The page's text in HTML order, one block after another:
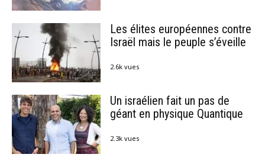
Les élites européennes contre
Israël mais le peuple s’éveille
2.6k vues
Un israélien fait un pas de
géant en physique Quantique
2.3k vues